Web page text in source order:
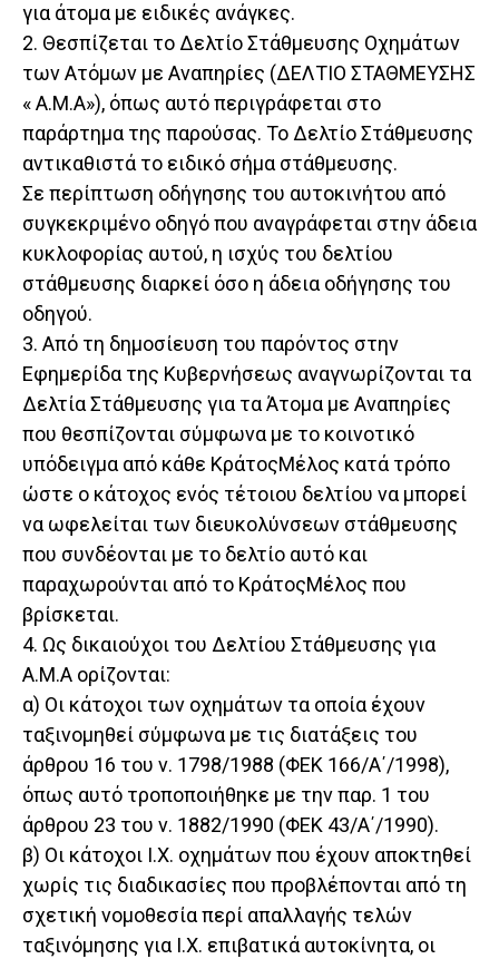
για άτομα με ειδικές ανάγκες.
2. Θεσπίζεται το Δελτίο Στάθμευσης Οχημάτων
των Ατόμων με Αναπηρίες (ΔΕΛΤΙΟ ΣΤΑΘΜΕΥΣΗΣ
« Α.Μ.Α»), όπως αυτό περιγράφεται στο
παράρτημα της παρούσας. Το Δελτίο Στάθμευσης
αντικαθιστά το ειδικό σήμα στάθμευσης.
Σε περίπτωση οδήγησης του αυτοκινήτου από
συγκεκριμένο οδηγό που αναγράφεται στην άδεια
κυκλοφορίας αυτού, η ισχύς του δελτίου
στάθμευσης διαρκεί όσο η άδεια οδήγησης του
οδηγού.
3. Από τη δημοσίευση του παρόντος στην
Εφημερίδα της Κυβερνήσεως αναγνωρίζονται τα
Δελτία Στάθμευσης για τα Άτομα με Αναπηρίες
που θεσπίζονται σύμφωνα με το κοινοτικό
υπόδειγμα από κάθε ΚράτοςΜέλος κατά τρόπο
ώστε ο κάτοχος ενός τέτοιου δελτίου να μπορεί
να ωφελείται των διευκολύνσεων στάθμευσης
που συνδέονται με το δελτίο αυτό και
παραχωρούνται από το ΚράτοςΜέλος που
βρίσκεται.
4. Ως δικαιούχοι του Δελτίου Στάθμευσης για
Α.Μ.Α ορίζονται:
α) Οι κάτοχοι των οχημάτων τα οποία έχουν
ταξινομηθεί σύμφωνα με τις διατάξεις του
άρθρου 16 του ν. 1798/1988 (ΦΕΚ 166/Α΄/1998),
όπως αυτό τροποποιήθηκε με την παρ. 1 του
άρθρου 23 του ν. 1882/1990 (ΦΕΚ 43/Α΄/1990).
β) Οι κάτοχοι Ι.Χ. οχημάτων που έχουν αποκτηθεί
χωρίς τις διαδικασίες που προβλέπονται από τη
σχετική νομοθεσία περί απαλλαγής τελών
ταξινόμησης για Ι.Χ. επιβατικά αυτοκίνητα, οι